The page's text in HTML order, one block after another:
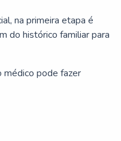
na primeira etapa é
do histórico familiar para
médico pode fazer